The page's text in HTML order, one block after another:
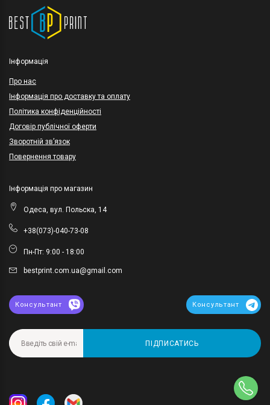
Інформація
Про нас
Інформація про доставку та оплату
Політика конфіденційності
Договір публічної оферти
Зворотній зв’язок
Повернення товару
Інформація про магазин
Одеса, вул. Польска, 14
+38(073)-040-73-08
Пн-Пт: 9:00 - 18:00
bestprint.com.ua@gmail.com
Консультант Консультант
ПІДПИСАТИСЬ